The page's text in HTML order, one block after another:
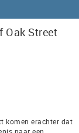
Oak Street
komen erachter dat